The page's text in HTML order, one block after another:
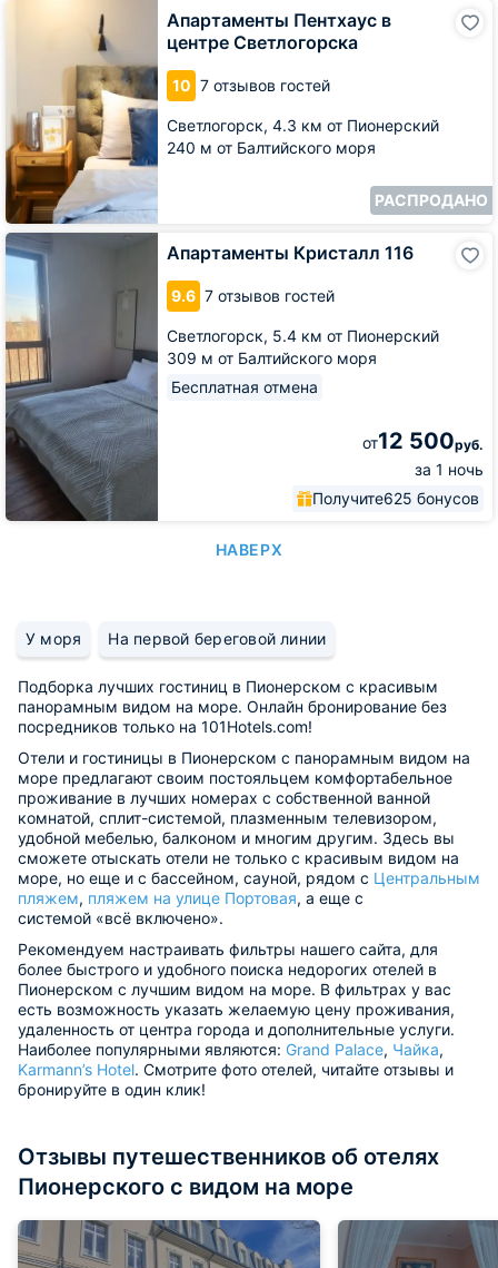
Апартаменты Пентхаус в
центре Светлогорска
10 7 отзывов гостей
Светлогорск, 4.3 км от Пионерский
240 м от Балтийского моря
РАСПРОДАНО
Апартаменты
Светлогорска
Апартаменты Кристалл 116
9.6 7 отзывов гостей
Светлогорск, 5.4 км от Пионерский
309 м от Балтийского моря
Бесплатная отмена
от12 500руб.
за 1 ночь
Получите625 бонусов
Апартаменты
Кристалл
НАВЕРХ
У моря На первой береговой линии
Подборка лучших гостиниц в Пионерском с красивым
панорамным видом на море. Онлайн бронирование без
посредников только на 101Hotels.com!
Отели и гостиницы в Пионерском с панорамным видом на
море предлагают своим постояльцем комфортабельное
проживание в лучших номерах с собственной ванной
комнатой, сплит-системой, плазменным телевизором,
удобной мебелью, балконом и многим другим. Здесь вы
сможете отыскать отели не только с красивым видом на
море, но еще и с бассейном, сауной, рядом с Центральным
пляжем, пляжем на улице Портовая, а еще с
системой «всё включено».
Рекомендуем настраивать фильтры нашего сайта, для
более быстрого и удобного поиска недорогих отелей в
Пионерском с лучшим видом на море. В фильтрах у вас
есть возможность указать желаемую цену проживания,
удаленность от центра города и дополнительные услуги.
Наиболее популярными являются: Grand Palace, Чайка,
Karmann’s Hotel. Смотрите фото отелей, читайте отзывы и
бронируйте в один клик!
Отзывы путешественников об отелях
Пионерского с видом на море